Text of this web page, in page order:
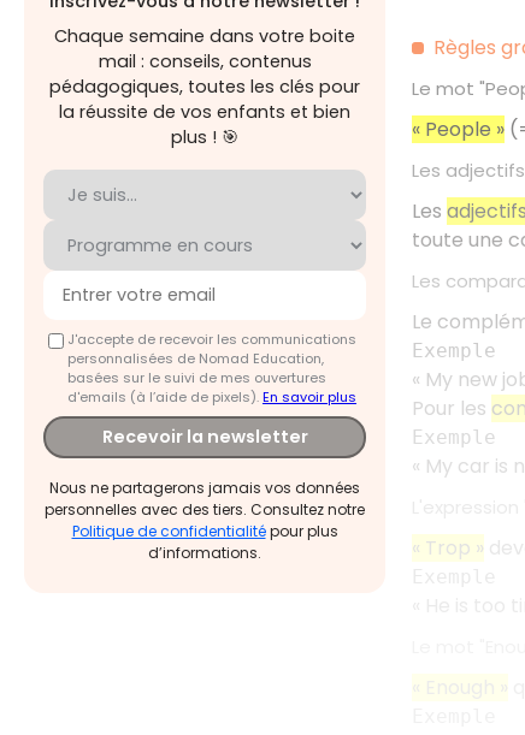
Chaque semaine dans votre boite
mail : conseils, contenus
pédagogiques, toutes les clés pour
la réussite de vos enfants et bien
plus ! 🎯
J'accepte de recevoir les communications
personnalisées de Nomad Education,
basées sur le suivi de mes ouvertures
d'emails (à l’aide de pixels).En savoir plus
Recevoir la newsletter
Nous ne partagerons jamais vos données
personnelles avec des tiers. Consultez notre
Politique de confidentialitépour plus
d’informations.
Règles
Le mot
« People »
Les adjectifs
Les adjectifs
toute une
Les
Le
Exemple
« My new
Pour les
Exemple
« My car is
« Trop »